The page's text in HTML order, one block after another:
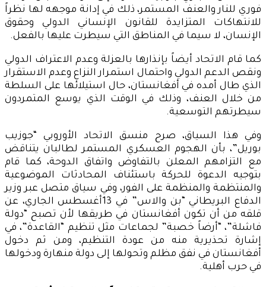
فوري للنار والعنف المستمر، ذلك في إدانة موجهه لها نظراً
للانتهاكات المتزايدة للقانون الإنساني الدولي وحقوق
الإنسان، لا سيما في المناطق التي سيطرت عليها بالفعل.
كما قام الاتحاد أيضاً بإنذارها بالعزلة وعدم الاعتراف الدولي
ونقص الدعم الدولي واحتمال استمرار النزاع وعدم الاستقرار
الذي طال أمده في أفغانستان، حال استيلائها على السلطة
من خلال العنف، وذلك في الوقت الذي يوسع المتمردون
سيطرتهم التوسعية.
وفي هذا السياق، صرح منسق الاتحاد الأوروبي “جوزيب
بوريل”، بأن الهجوم العسكري المستمر لطالبان يتناقض
مع التزامهم المعلن بالتفاوض واتفاق الدوحة، كما قام
بتوجيه الدعوة للحركة باستئناف المحادثات الموضوعية
والمنتظمة والمنظمة على الفور، وفي سياق متصل عبر وزير
الدفاع البريطاني “بن والاس” في 13أغسطس الجاري، عن
قلقه من أن تكون أفغانستان في طريقها لأن تصبح “دولة
فاشلة”، “أرضاً خصبة” لجماعات مثل تنظيم “القاعدة”، في
إشارة تحذيرية منه من عودة التنظيم، ومن ثم دخول
أفغانستان في نفق مظلم وتحولها إلى دولة منهارة ودخولها
في حرب أهلية.